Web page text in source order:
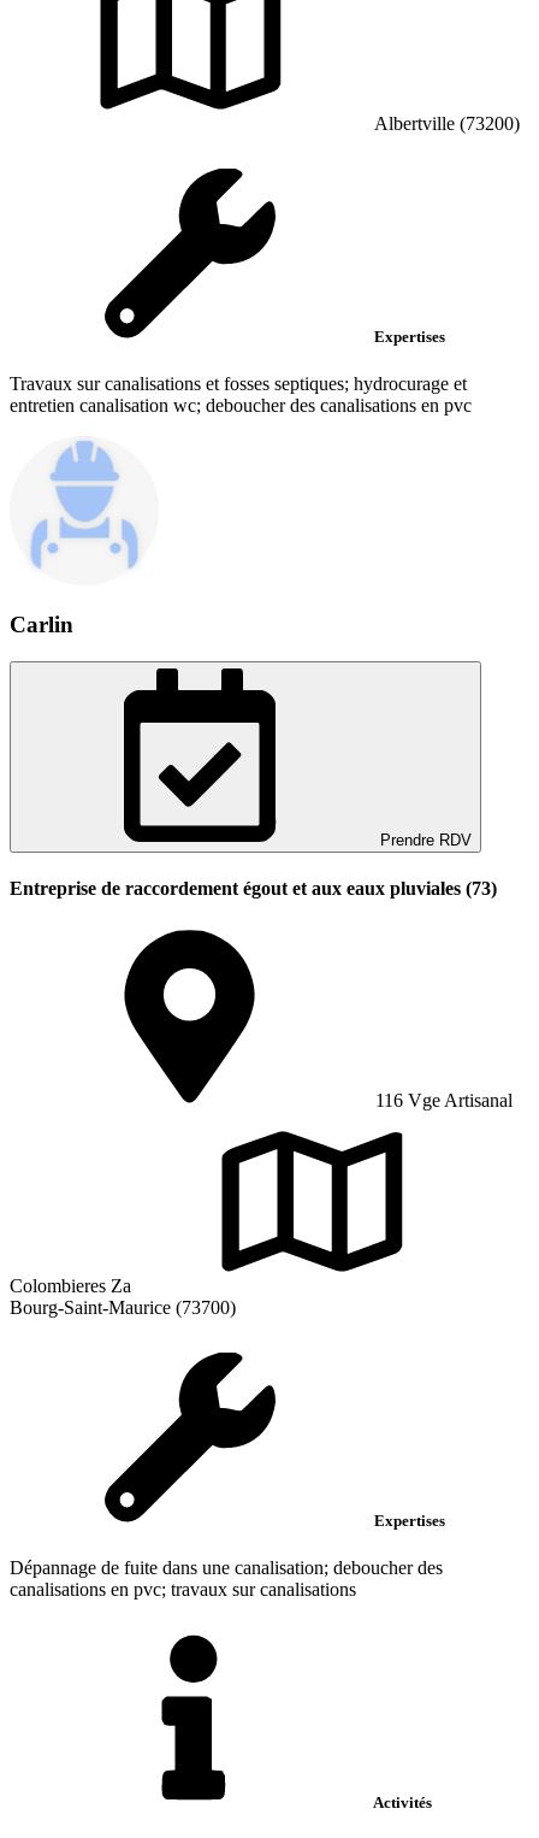
Albertville (73200)
Expertises
Travaux sur canalisations et fosses septiques; hydrocurage et
entretien canalisation wc; deboucher des canalisations en pvc
Carlin
Prendre RDV
Entreprise de raccordement égout et aux eaux pluviales (73)
116 Vge Artisanal
Colombieres Za
Bourg-Saint-Maurice (73700)
Expertises
Dépannage de fuite dans une canalisation; deboucher des
canalisations en pvc; travaux sur canalisations
Activités